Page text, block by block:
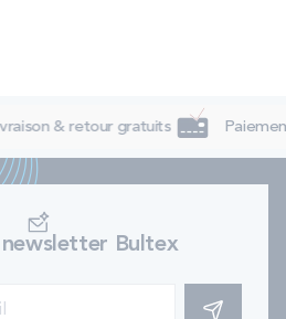
& retour gratuits
newsletter Bultex
S'INSCRIRE